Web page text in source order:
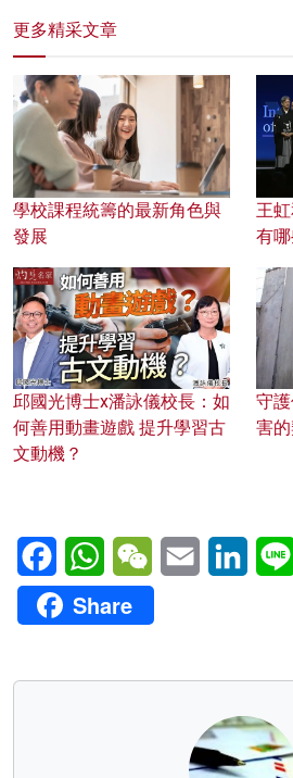
更多精采文章
學校課程統籌的最新角色與
發展
王
有
邱國光博士x潘詠儀校長：如
何善用動畫遊戲 提升學習古
文動機？
守
害
FacebookWhatsAppWeChatEmail
Share